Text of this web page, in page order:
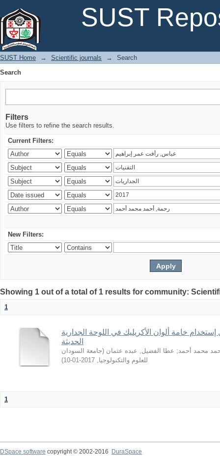
SUST
SUST Home → Scientific journals →
Search
Search
Filters
Use filters to refine the search results.
Current Filters:
New Filters:
Showing 1 out of a total of 1 results for community:
1
خامة ألوان الأكريليك في اللوحة الجدارية
الحديثة
محمد أحمد; عطا الفضيل, عبده عثمان (جامعة السودان
للعلوم والتكنولوجيا,
2017-01-10
)
1
DSpace software copyright © 2002-2016
DuraSpace